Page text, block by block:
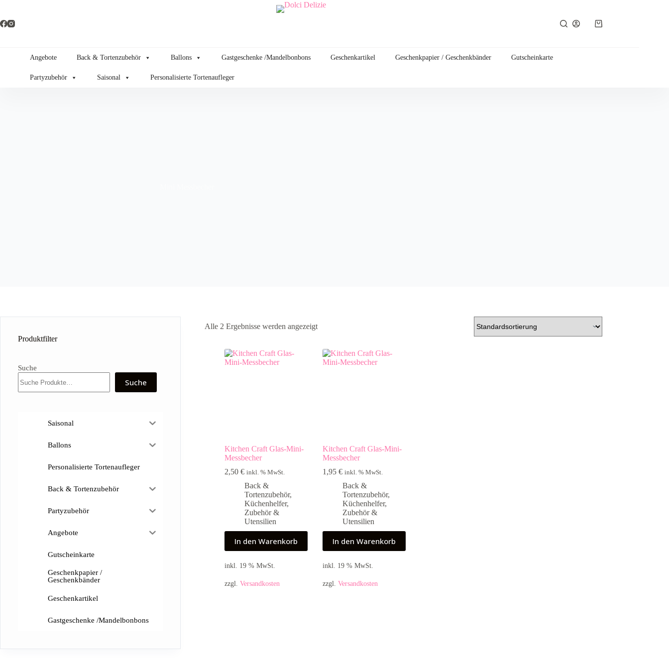
springen
Warenkorb
Angebote Back & Tortenzubehör Ballons Gastgeschenke /Mandelbonbons Geschenkartikel Geschenkpapier / Geschenkbänder Gutscheinkarte
Partyzubehör Saisonal Personalisierte Tortenaufleger
Alle 2 Ergebnisse werden angezeigt
Kitchen Craft Glas-Mini-
Messbecher
2,50€ inkl. % MwSt.
Back &
Tortenzubehör,
Küchenhelfer,
Zubehör &
Utensilien
In den Warenkorb
inkl. 19 % MwSt.
zzgl.Versandkosten
Kitchen Craft Glas-Mini-
Messbecher
1,95€ inkl. % MwSt.
Back &
Tortenzubehör,
Küchenhelfer,
Zubehör &
Utensilien
In den Warenkorb
inkl. 19 % MwSt.
zzgl.Versandkosten
Produktfilter
Suche
Suche
Saisonal
Ballons
Personalisierte Tortenaufleger
Back & Tortenzubehör
Partyzubehör
Angebote
Gutscheinkarte
Geschenkpapier /
Geschenkbänder
Geschenkartikel
Gastgeschenke /Mandelbonbons